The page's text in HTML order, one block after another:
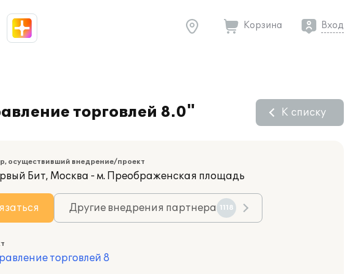
Корзина Вход
торговлей 8.0" К списку
осуществивший внедрение/проект
Бит, Москва - м. Преображенская площадь
Другие внедрения партнера 1118
торговлей 8